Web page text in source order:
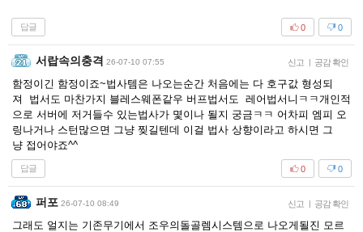
답글 0
0
서랍속의충격 26-07-10 07:55 신고 | 공감 확인
함정이긴 함정이죠~법사템은 나오는순간 처음에는 다 호구값 형성되
져 법서도 마찬가지 블레스웨폰같우 버프법서도 레어법서니ㅋㅋ개인적
으로 서버에 저거들수 있는법사가 몇이나 될지 궁금ㅋㅋ 어차피 엠피 오
링나거나 스턴많으면 그냥 찢길텐데 이걸 법사 상향이라고 하시면 그
냥 접어야죠^^
답글 0
0
퍼포 26-07-10 08:49 신고 | 공감 확인
그래도 얼지는 기존무기에서 조우의돌골렘시스템으로 나오게될진 모르